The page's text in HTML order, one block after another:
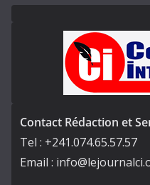
Contact Rédaction et
Tel : +241.074.65.57.57
Email :